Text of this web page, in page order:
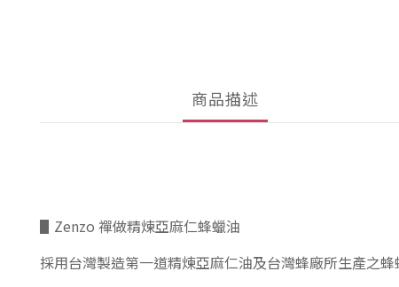
商品描述
▋ Zenzo 禪做精煉亞麻仁蜂蠟油
採用台灣製造第一道精煉亞麻仁油及台灣蜂廠所生產之